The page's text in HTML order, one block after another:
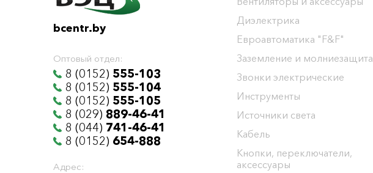
bcentr.by
Оптовый отдел:
8 (0152) 555-103
8 (0152) 555-104
8 (0152) 555-105
8 (029) 889-46-41
8 (044) 741-46-41
8 (0152) 654-888
Адрес:
Диэлектрика
Евроавтоматика "F&F"
Заземление и молниезащита
Звонки электрические
Инструменты
Источники света
Кабель
Кнопки, переключатели,
аксессуары